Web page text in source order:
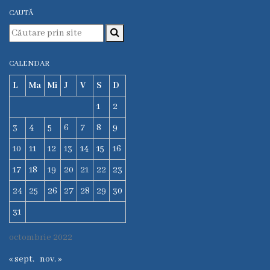
Laboratorul
Centralizat
Legislație
Legi
Hotărâri
de
Guvern
Ordine
MS
MS
Ordine
CAUTĂ
CALENDAR
octombrie 2022
L Ma Mi J V S
D
1
2
3
4 5 6 7 8
9
10
11 12 13 14 15
16
17
18 19 20 21 22
23
24
25 26 27 28 29
30
31
« sept. nov. »